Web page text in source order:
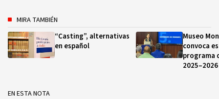
MIRA TAMBIÉN
“Casting”, alternativas
en español
Museo
convoca
programa
2025–2026
EN ESTA NOTA